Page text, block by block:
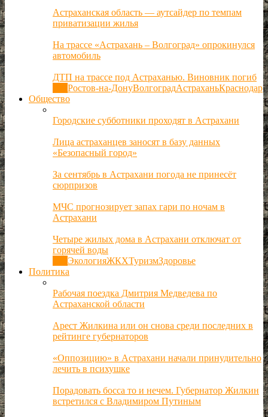
Астраханская область — аутсайдер по темпам
приватизации жилья
На трассе «Астрахань – Волгоград» опрокинулся
автомобиль
ДТП на трассе под Астраханью. Виновник погиб
Ростов-на-ДонуВолгоградАстраханьКраснодар
Общество
Городские субботники проходят в Астрахани
Лица астраханцев заносят в базу данных
«Безопасный город»
За сентябрь в Астрахани погода не принесёт
сюрпризов
МЧС прогнозирует запах гари по ночам в
Астрахани
Четыре жилых дома в Астрахани отключат от
горячей воды
ЭкологияЖКХТуризмЗдоровье
Политика
Рабочая поездка Дмитрия Медведева по
Астраханской области
Арест Жилкина или он снова среди последних в
рейтинге губернаторов
«Оппозицию» в Астрахани начали принудительно
лечить в психушке
Порадовать босса то и нечем. Губернатор Жилкин
встретился с Владимиром Путиным